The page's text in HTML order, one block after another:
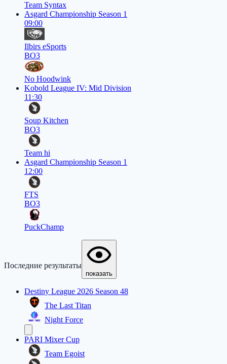
Team Syntax
Asgard Championship Season 1
09:00
Ilbirs eSports
BO3
No Hoodwink
Kobold League IV: Mid Division
11:30
Soup Kitchen
BO3
Team hi
Asgard Championship Season 1
12:00
FTS
BO3
PuckChamp
Последние результаты
показать
Destiny League 2026 Season 48
The Last Titan
Night Force
PARI Mixer Cup
Team Egoist